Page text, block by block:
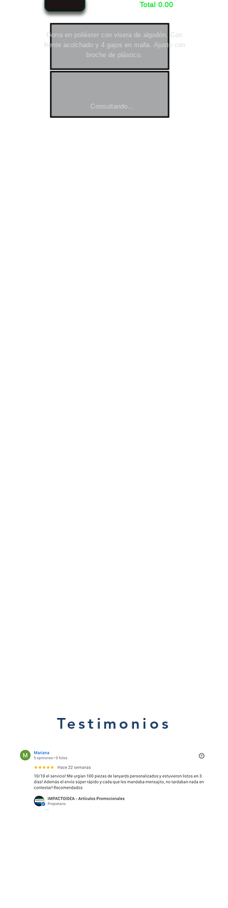
Total 0.00
Gorra en poliéster con visera de algodón. Con
frente acolchado y 4 gajos en malla. Ajuste con
broche de plástico.
Consultando...
Testimonios